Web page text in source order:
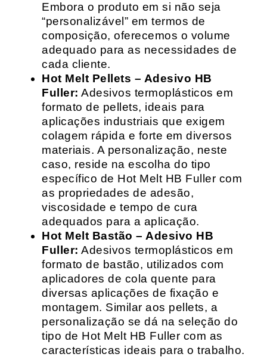
Embora o produto em si não seja
“personalizável” em termos de
composição, oferecemos o volume
adequado para as necessidades de
cada cliente.
Hot Melt Pellets – Adesivo HB
Fuller: Adesivos termoplásticos em
formato de pellets, ideais para
aplicações industriais que exigem
colagem rápida e forte em diversos
materiais. A personalização, neste
caso, reside na escolha do tipo
específico de Hot Melt HB Fuller com
as propriedades de adesão,
viscosidade e tempo de cura
adequados para a aplicação.
Hot Melt Bastão – Adesivo HB
Fuller: Adesivos termoplásticos em
formato de bastão, utilizados com
aplicadores de cola quente para
diversas aplicações de fixação e
montagem. Similar aos pellets, a
personalização se dá na seleção do
tipo de Hot Melt HB Fuller com as
características ideais para o trabalho.